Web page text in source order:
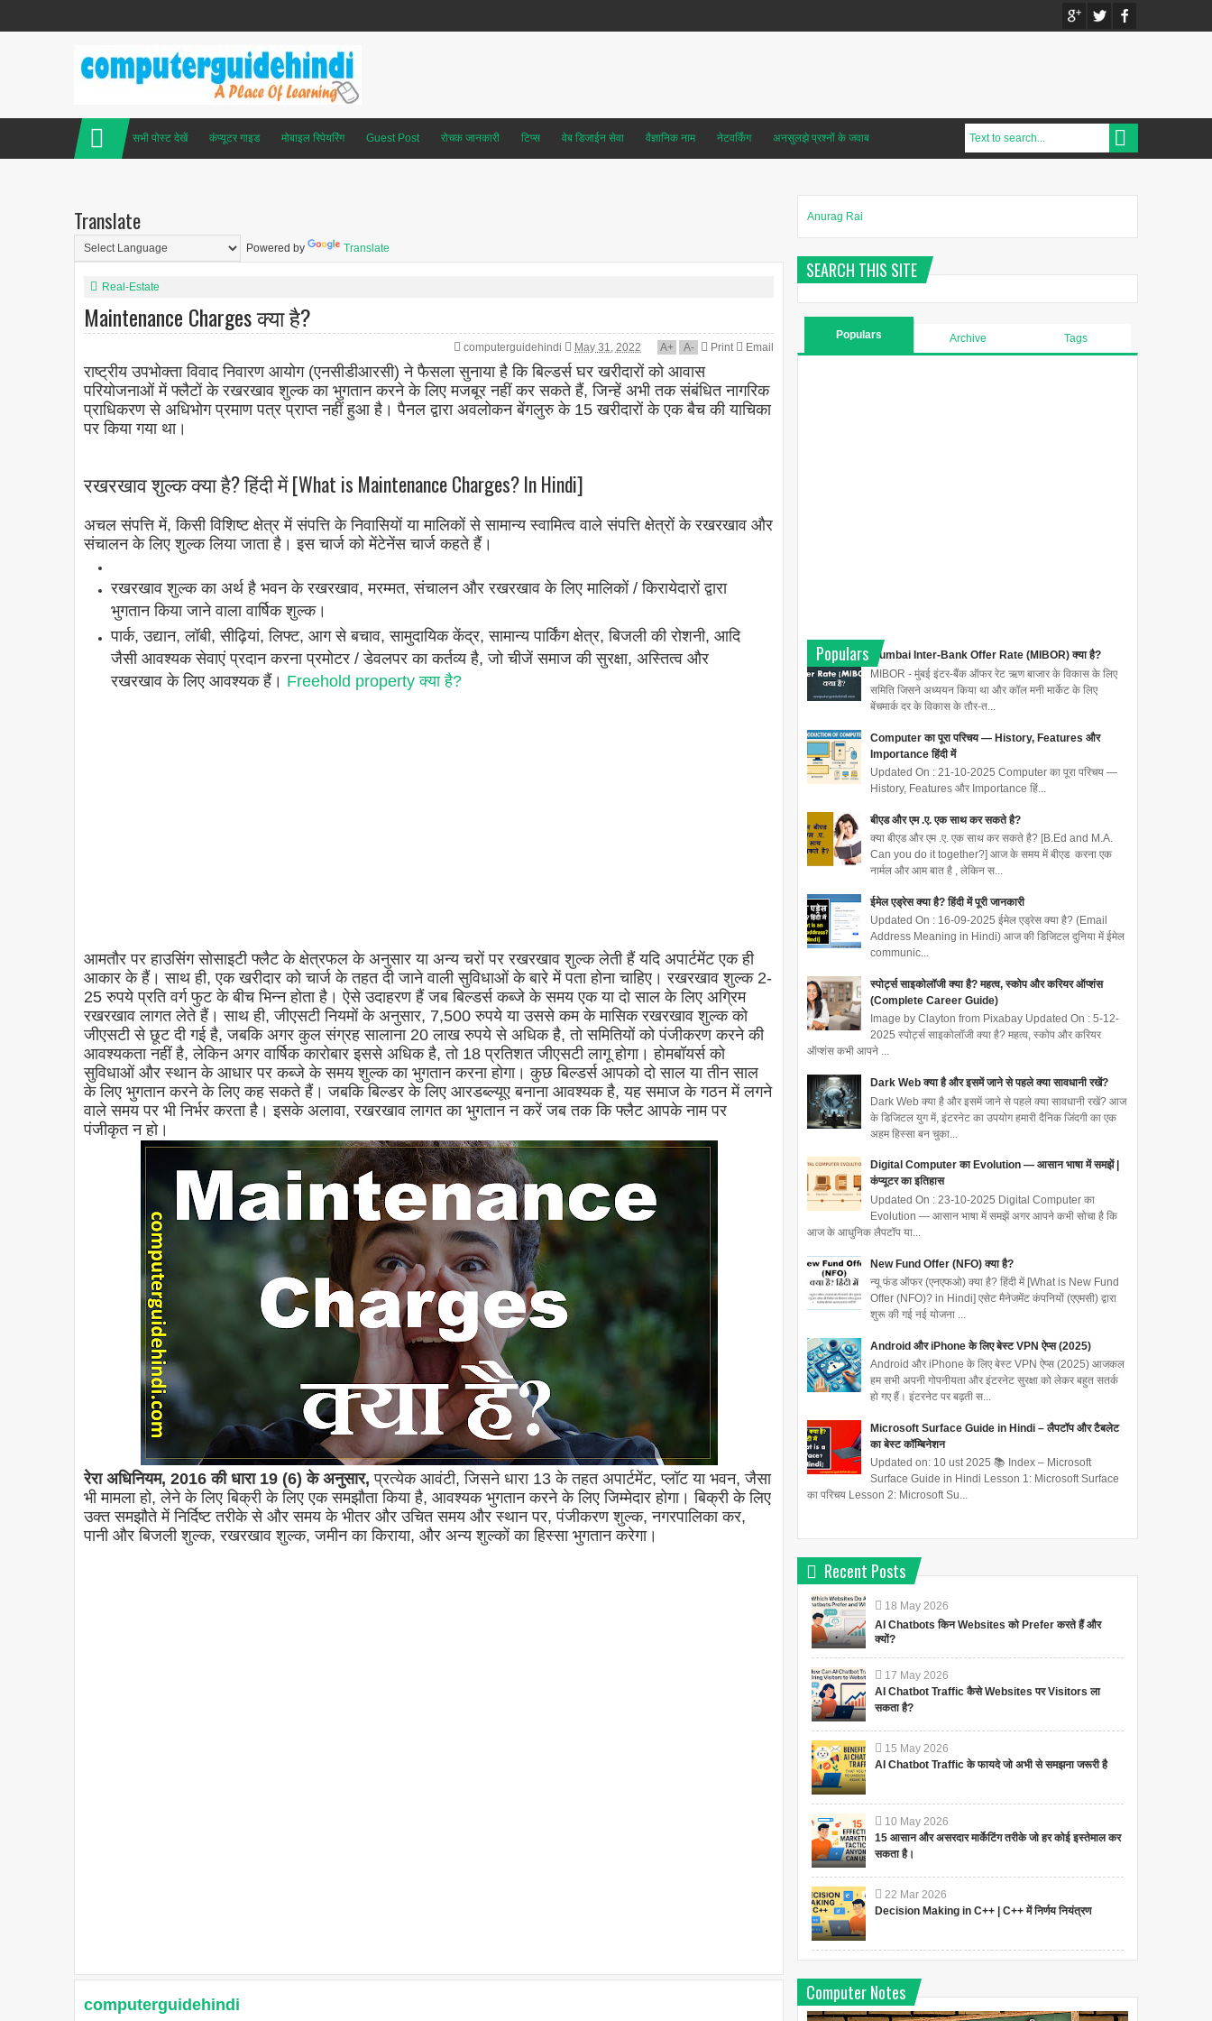
सभी पोस्ट देखें कंप्यूटर गाइड मोबाइल रिपेयरिंग Guest Post रोचक जानकारी टिप्स वेब डिजाईन सेवा वैज्ञानिक नाम नेटवर्किंग अनसुलझे प्रश्नों के जवाब
Translate
Powered by Translate
Real-Estate
Maintenance Charges क्या है?
computerguidehindi May 31, 2022 A+ A- Print Email
राष्ट्रीय उपभोक्ता विवाद निवारण आयोग (एनसीडीआरसी) ने फैसला सुनाया है कि बिल्डर्स घर खरीदारों को आवास
परियोजनाओं में फ्लैटों के रखरखाव शुल्क का भुगतान करने के लिए मजबूर नहीं कर सकते हैं, जिन्हें अभी तक संबंधित नागरिक
प्राधिकरण से अधिभोग प्रमाण पत्र प्राप्त नहीं हुआ है। पैनल द्वारा अवलोकन बेंगलुरु के 15 खरीदारों के एक बैच की याचिका
पर किया गया था।
रखरखाव शुल्क क्या है? हिंदी में [What is Maintenance Charges? In Hindi]
अचल संपत्ति में, किसी विशिष्ट क्षेत्र में संपत्ति के निवासियों या मालिकों से सामान्य स्वामित्व वाले संपत्ति क्षेत्रों के रखरखाव और
संचालन के लिए शुल्क लिया जाता है। इस चार्ज को मेंटेनेंस चार्ज कहते हैं।
रखरखाव शुल्क का अर्थ है भवन के रखरखाव, मरम्मत, संचालन और रखरखाव के लिए मालिकों / किरायेदारों द्वारा
भुगतान किया जाने वाला वार्षिक शुल्क।
पार्क, उद्यान, लॉबी, सीढ़ियां, लिफ्ट, आग से बचाव, सामुदायिक केंद्र, सामान्य पार्किंग क्षेत्र, बिजली की रोशनी, आदि
जैसी आवश्यक सेवाएं प्रदान करना प्रमोटर / डेवलपर का कर्तव्य है, जो चीजें समाज की सुरक्षा, अस्तित्व और
रखरखाव के लिए आवश्यक हैं। Freehold property क्या है?
आमतौर पर हाउसिंग सोसाइटी फ्लैट के क्षेत्रफल के अनुसार या अन्य चरों पर रखरखाव शुल्क लेती हैं यदि अपार्टमेंट एक ही
आकार के हैं। साथ ही, एक खरीदार को चार्ज के तहत दी जाने वाली सुविधाओं के बारे में पता होना चाहिए। रखरखाव शुल्क 2-
25 रुपये प्रति वर्ग फुट के बीच भिन्न होता है। ऐसे उदाहरण हैं जब बिल्डर्स कब्जे के समय एक या दो साल के लिए अग्रिम
रखरखाव लागत लेते हैं। साथ ही, जीएसटी नियमों के अनुसार, 7,500 रुपये या उससे कम के मासिक रखरखाव शुल्क को
जीएसटी से छूट दी गई है, जबकि अगर कुल संग्रह सालाना 20 लाख रुपये से अधिक है, तो समितियों को पंजीकरण करने की
आवश्यकता नहीं है, लेकिन अगर वार्षिक कारोबार इससे अधिक है, तो 18 प्रतिशत जीएसटी लागू होगा। होमबॉयर्स को
सुविधाओं और स्थान के आधार पर कब्जे के समय शुल्क का भुगतान करना होगा। कुछ बिल्डर्स आपको दो साल या तीन साल
के लिए भुगतान करने के लिए कह सकते हैं। जबकि बिल्डर के लिए आरडब्ल्यूए बनाना आवश्यक है, यह समाज के गठन में लगने
वाले समय पर भी निर्भर करता है। इसके अलावा, रखरखाव लागत का भुगतान न करें जब तक कि फ्लैट आपके नाम पर
पंजीकृत न हो।
रेरा अधिनियम, 2016 की धारा 19 (6) के अनुसार, प्रत्येक आवंटी, जिसने धारा 13 के तहत अपार्टमेंट, प्लॉट या भवन, जैसा
भी मामला हो, लेने के लिए बिक्री के लिए एक समझौता किया है, आवश्यक भुगतान करने के लिए जिम्मेदार होगा। बिक्री के लिए
उक्त समझौते में निर्दिष्ट तरीके से और समय के भीतर और उचित समय और स्थान पर, पंजीकरण शुल्क, नगरपालिका कर,
पानी और बिजली शुल्क, रखरखाव शुल्क, जमीन का किराया, और अन्य शुल्कों का हिस्सा भुगतान करेगा।
computerguidehindi
Anurag Rai
SEARCH THIS SITE
Populars Archive Tags
Populars
Mumbai Inter-Bank Offer Rate (MIBOR) क्या है?
MIBOR - मुंबई इंटर-बैंक ऑफर रेट ऋण बाजार के विकास के लिए
समिति जिसने अध्ययन किया था और कॉल मनी मार्केट के लिए
बेंचमार्क दर के विकास के तौर-त...
Computer का पूरा परिचय — History, Features और
Importance हिंदी में
Updated On : 21-10-2025 Computer का पूरा परिचय —
History, Features और Importance हिं...
बीएड और एम .ए. एक साथ कर सकते है?
क्या बीएड और एम .ए. एक साथ कर सकते है? [B.Ed and M.A.
Can you do it together?] आज के समय में बीएड करना एक
नार्मल और आम बात है , लेकिन स...
ईमेल एड्रेस क्या है? हिंदी में पूरी जानकारी
Updated On : 16-09-2025 ईमेल एड्रेस क्या है? (Email
Address Meaning in Hindi) आज की डिजिटल दुनिया में ईमेल
communic...
स्पोर्ट्स साइकोलॉजी क्या है? महत्व, स्कोप और करियर ऑप्शंस
(Complete Career Guide)
Image by Clayton from Pixabay Updated On : 5-12-
2025 स्पोर्ट्स साइकोलॉजी क्या है? महत्व, स्कोप और करियर
ऑप्शंस कभी आपने ...
Dark Web क्या है और इसमें जाने से पहले क्या सावधानी रखें?
Dark Web क्या है और इसमें जाने से पहले क्या सावधानी रखें? आज
के डिजिटल युग में, इंटरनेट का उपयोग हमारी दैनिक जिंदगी का एक
अहम हिस्सा बन चुका...
Digital Computer का Evolution — आसान भाषा में समझें |
कंप्यूटर का इतिहास
Updated On : 23-10-2025 Digital Computer का
Evolution — आसान भाषा में समझें अगर आपने कभी सोचा है कि
आज के आधुनिक लैपटॉप या...
New Fund Offer (NFO) क्या है?
न्यू फंड ऑफर (एनएफओ) क्या है? हिंदी में [What is New Fund
Offer (NFO)? in Hindi] एसेट मैनेजमेंट कंपनियों (एएमसी) द्वारा
शुरू की गई नई योजना ...
Android और iPhone के लिए बेस्ट VPN ऐप्स (2025)
Android और iPhone के लिए बेस्ट VPN ऐप्स (2025) आजकल
हम सभी अपनी गोपनीयता और इंटरनेट सुरक्षा को लेकर बहुत सतर्क
हो गए हैं। इंटरनेट पर बढ़ती स...
Microsoft Surface Guide in Hindi – लैपटॉप और टैबलेट
का बेस्ट कॉम्बिनेशन
Updated on: 10 ust 2025 📚 Index – Microsoft
Surface Guide in Hindi Lesson 1: Microsoft Surface
का परिचय Lesson 2: Microsoft Su...
Recent Posts
18 May 2026
AI Chatbots किन Websites को Prefer करते हैं और
क्यों?
17 May 2026
AI Chatbot Traffic कैसे Websites पर Visitors ला
सकता है?
15 May 2026
AI Chatbot Traffic के फायदे जो अभी से समझना जरूरी है
10 May 2026
15 आसान और असरदार मार्केटिंग तरीके जो हर कोई इस्तेमाल कर
सकता है।
22 Mar 2026
Decision Making in C++ | C++ में निर्णय नियंत्रण
Computer Notes